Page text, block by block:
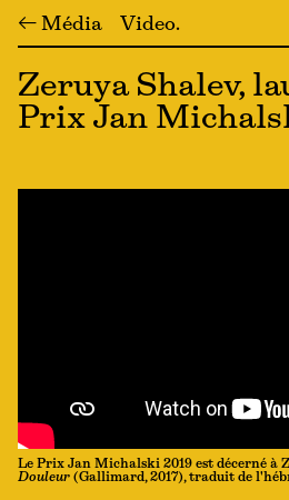
← Média Video
Zeruya Shalev,
Prix Jan
Le Prix Jan Michalski 2019 est décerné à
Douleur (Gallimard, 2017), traduit de